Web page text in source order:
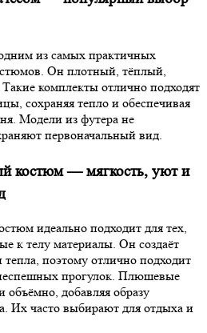
из самых практичных
Он плотный, тёплый,
комплекты отлично подходят
сохраняя тепло и обеспечивая
Модели из футера не
первоначальный вид.
костюм — мягкость, уют и
идеально подходит для тех,
к телу материалы. Он создаёт
поэтому отлично подходит
прогулок. Плюшевые
объёмно, добавляя образу
Их часто выбирают для отдыха и